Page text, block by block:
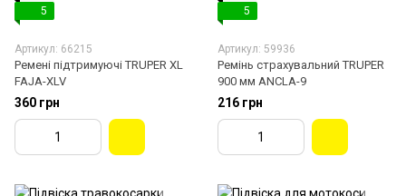
5
Артикул: 66215
Ремені підтримуючі TRUPER XL
FAJA-XLV
360 грн
5
Артикул: 59936
Ремінь страхувальний TRUPER
900 мм ANCLA-9
216 грн